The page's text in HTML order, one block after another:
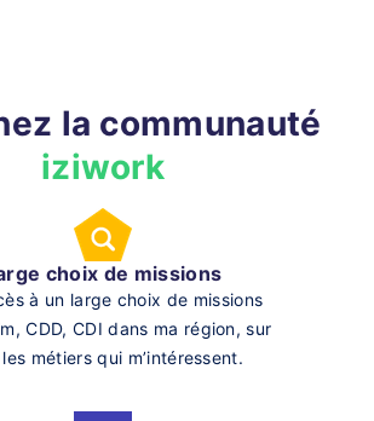
la communauté
iziwork
choix de missions
à un large choix de missions
CDD, CDI dans ma région, sur
métiers qui m’intéressent.